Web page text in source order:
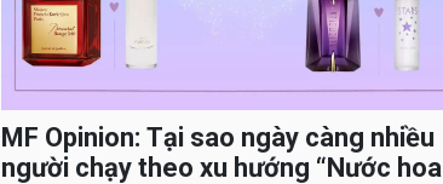
MF Opinion: Tại sao ngày càng nhiều
người chạy theo xu hướng “Nước hoa